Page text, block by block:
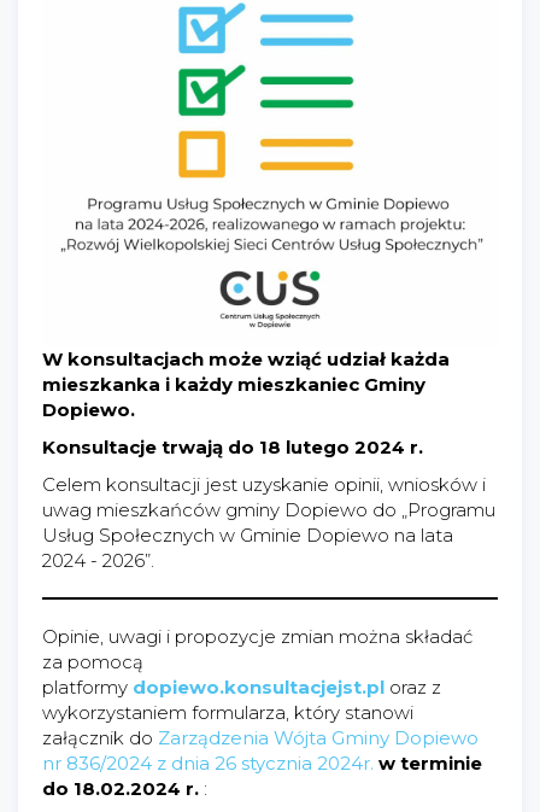
W konsultacjach może wziąć udział każda
mieszkanka i każdy mieszkaniec Gminy
Dopiewo.
Konsultacje trwają do 18 lutego 2024 r.
Celem konsultacji jest uzyskanie opinii, wniosków i
uwag mieszkańców gminy Dopiewo do „Programu
Usług Społecznych w Gminie Dopiewo na lata
2024 - 2026”.
Opinie, uwagi i propozycje zmian można składać
za pomocą
platformy dopiewo.konsultacjejst.pl oraz z
wykorzystaniem formularza, który stanowi
załącznik do Zarządzenia Wójta Gminy Dopiewo
nr 836/2024 z dnia 26 stycznia 2024r. w terminie
do 18.02.2024 r. :